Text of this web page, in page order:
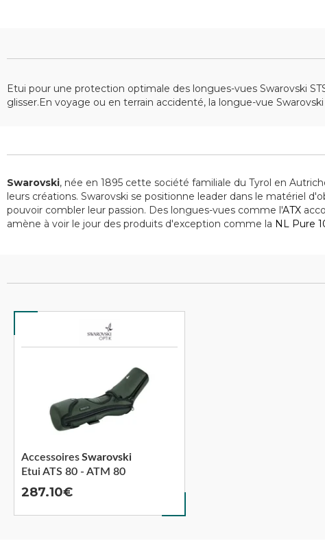
Etui pour une protection optimale des longues-vues Swarovski
glisser.En voyage ou en terrain accidenté, la longue-vue
Swarovski, née en 1895 cette société familiale du Tyrol en
leurs créations. Swarovski se positionne leader dans le matériel
pouvoir combler leur passion. Des longues-vues comme l'ATX
amène à voir le jour des produits d'exception comme la NL Pure
Etui ATS 80 - ATM 80
AccessoiresSwarovski
287.10